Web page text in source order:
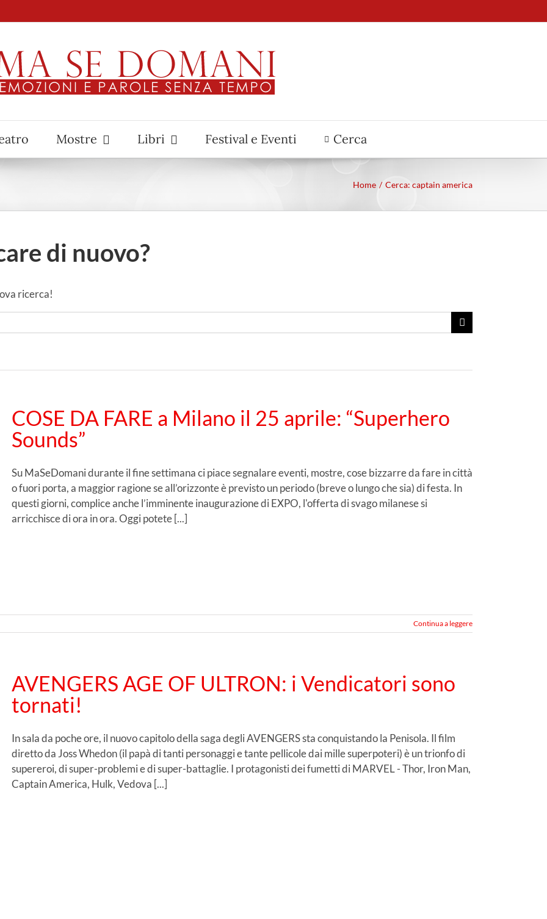
Mostre Libri Festival e Eventi Cerca
Home Cerca: captain america
di nuovo?
ricerca!
Cerca
per:
COSE DA FARE a Milano il 25 aprile: “Superhero
Sounds”
Su MaSeDomani durante il fine settimana ci piace segnalare eventi, mostre, cose bizzarre da fare in città
o fuori porta, a maggior ragione se all’orizzonte è previsto un periodo (breve o lungo che sia) di festa. In
questi giorni, complice anche l’imminente inaugurazione di EXPO, l'offerta di svago milanese si
arricchisce di ora in ora. Oggi potete [...]
Continua a leggere
AVENGERS AGE OF ULTRON: i Vendicatori sono
tornati!
In sala da poche ore, il nuovo capitolo della saga degli AVENGERS sta conquistando la Penisola. Il film
diretto da Joss Whedon (il papà di tanti personaggi e tante pellicole dai mille superpoteri) è un trionfo di
supereroi, di super-problemi e di super-battaglie. I protagonisti dei fumetti di MARVEL - Thor, Iron Man,
Captain America, Hulk, Vedova [...]